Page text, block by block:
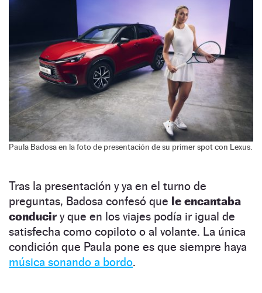
Paula Badosa en la foto de presentación de su primer spot con Lexus.
Tras la presentación y ya en el turno de
preguntas, Badosa confesó que le encantaba
conduciry que en los viajes podía ir igual de
satisfecha como copiloto o al volante. La única
condición que Paula pone es que siempre haya
música sonando a bordo.